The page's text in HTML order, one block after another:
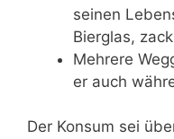
seinen
Bierglas,
Mehrere
er auch
Der Konsum sei